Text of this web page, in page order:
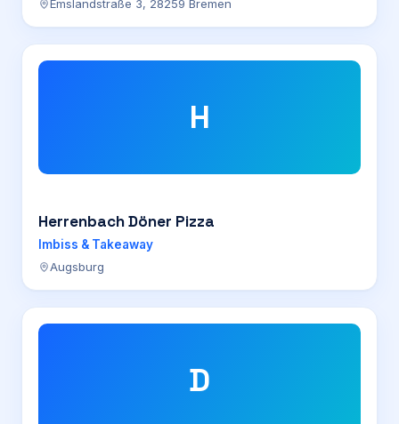
Emslandstraße 3, 28259 Bremen
H
Herrenbach Döner Pizza
Imbiss & Takeaway
Augsburg
D